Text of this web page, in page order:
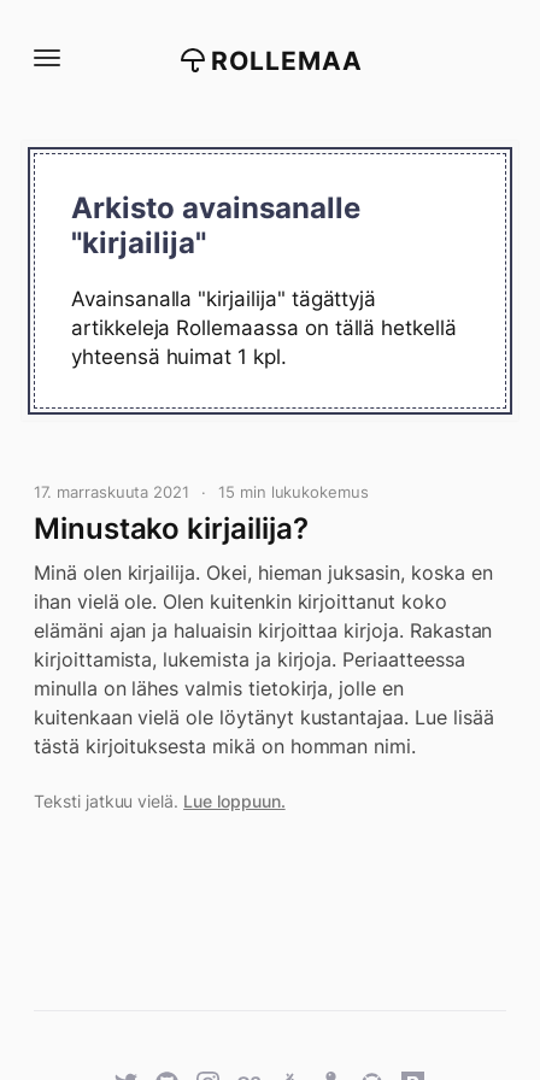
suoraan
ROLLEMAA
Arkisto avainsanalle
"kirjailija"
Avainsanalla "kirjailija" tägättyjä
artikkeleja Rollemaassa on tällä hetkellä
yhteensä huimat 1 kpl.
17. marraskuuta 2021 15 min lukukokemus
Minustako kirjailija?
Minä olen kirjailija. Okei, hieman juksasin, koska en
ihan vielä ole. Olen kuitenkin kirjoittanut koko
elämäni ajan ja haluaisin kirjoittaa kirjoja. Rakastan
kirjoittamista, lukemista ja kirjoja. Periaatteessa
minulla on lähes valmis tietokirja, jolle en
kuitenkaan vielä ole löytänyt kustantajaa. Lue lisää
tästä kirjoituksesta mikä on homman nimi.
Teksti jatkuu vielä. Lue loppuun.